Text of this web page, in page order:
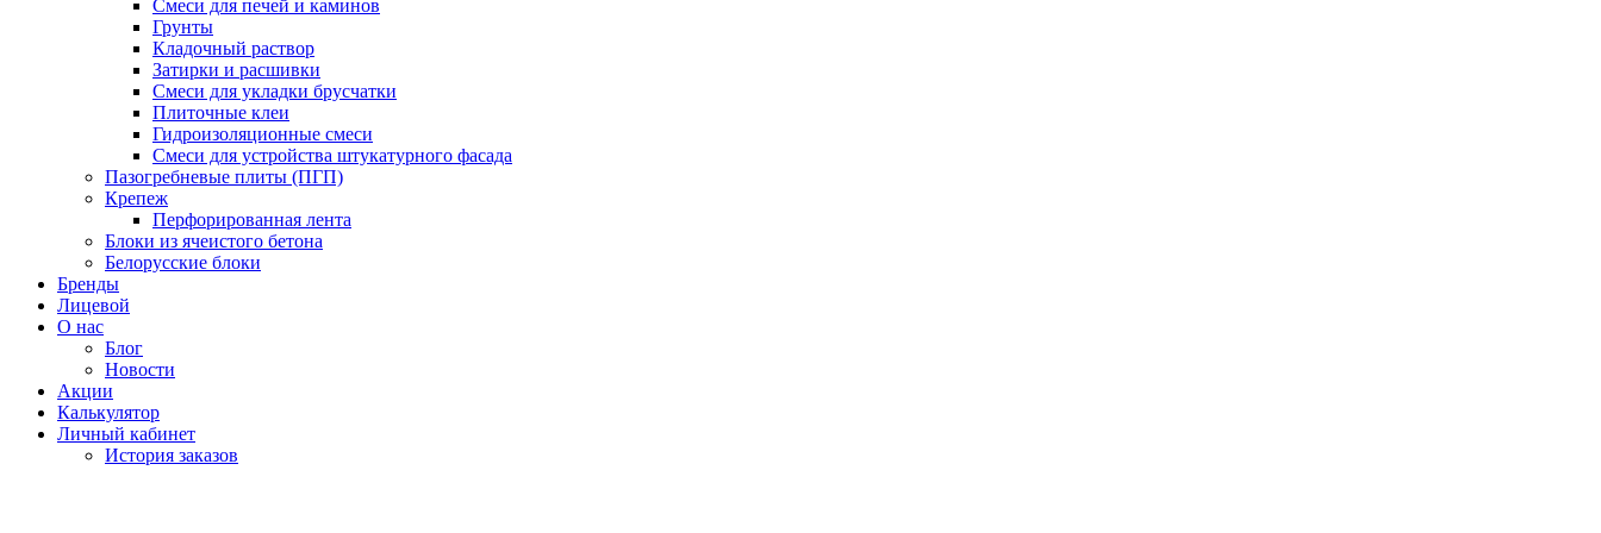
Смеси для печей и каминов
Грунты
Кладочный раствор
Затирки и расшивки
Смеси для укладки брусчатки
Плиточные клеи
Гидроизоляционные смеси
Смеси для устройства штукатурного фасада
Пазогребневые плиты (ПГП)
Крепеж
Перфорированная лента
Блоки из ячеистого бетона
Белорусские блоки
Бренды
Лицевой
О нас
Блог
Новости
Акции
Калькулятор
Личный кабинет
История заказов